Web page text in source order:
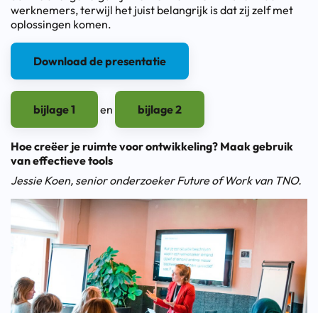
werknemers, terwijl het juist belangrijk is dat zij zelf met
oplossingen komen.
Download de presentatie
bijlage 1 en bijlage 2
Hoe creëer je ruimte voor ontwikkeling? Maak gebruik
van effectieve tools
Jessie Koen, senior onderzoeker Future of Work van TNO.